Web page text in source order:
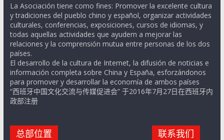
La Asociación tiene como fines: Promover la excelente cultura
y tradiciones del pueblo chino y español, organizar actividades
culturales, conferencias, exposiciones, cursos de idiomas, y
todas aquellas actividades que ayudern a mejorar las
relaciones y la comprensión mutua entre personas de los dos
países.
El desarrollo de la cultura de Internet, la difusión de noticias e
información completa sobre China y España, esforzándonos
para promover y desarrollar la economía de ambos países
“西班牙中国文化交流与传媒促进会” 于2016年7月27日在西班牙内
政部注册
总部位置 联系我们